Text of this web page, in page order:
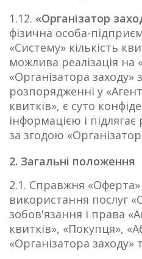
1.12. «Організатор
фізична особа-
«Систему» кількість
можлива реалізація на
«Організатора заходу»
розпорядженні у
квитків», є суто
інформацією і
за згодою
2. Загальні положення
2.1. Справжня
використання послуг
зобов'язання і права
квитків», «Покупця»,
«Організатора заходу»